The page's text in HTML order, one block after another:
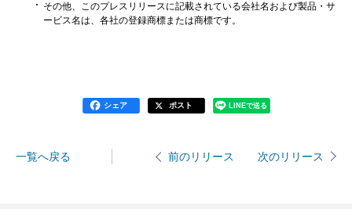
その他、このプレスリリースに記載されている会社名および製品・サ
ービス名は、各社の登録商標または商標です。
シェア ポスト LINEで送る
一覧へ戻る 前のリリース 次のリリース